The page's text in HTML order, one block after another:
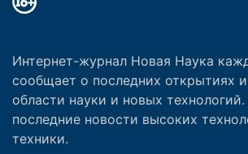
Интернет-журнал Новая Наука
сообщает о последних открытиях
области науки и новых
последние новости высоких
техники.